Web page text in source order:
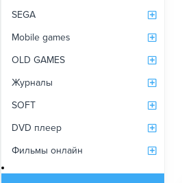
SEGA
Mobile games
OLD GAMES
Журналы
SOFT
DVD плеер
Фильмы онлайн